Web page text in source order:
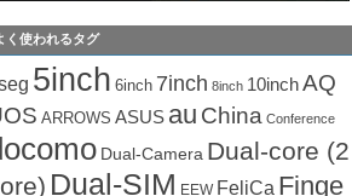
く使われるタグ
5inch 6inch 7inch 8inch 10inchAQ
ARROWS ASUS au China Conference
Dual-Camera Dual-core (2
Dual-SIM EEW FeliCa Finge